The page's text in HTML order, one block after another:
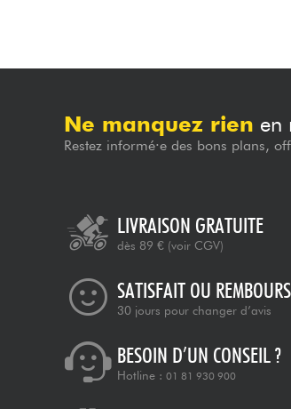
Ne manquez rien en
Restez informé·e des bons plans,
LIVRAISON GRATUITE
dès 89 € (voir CGV)
SATISFAIT OU
30 jours pour changer d’avis
BESOIN D’UN CONSEIL ?
Hotline : 01 81 930 900